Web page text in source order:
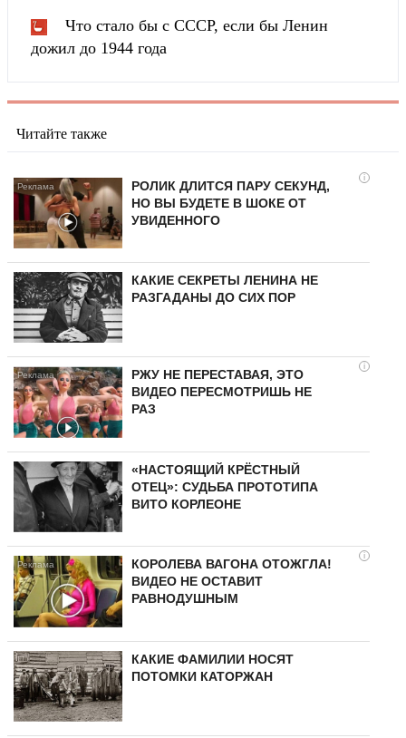
Что стало бы с СССР, если бы Ленин
дожил до 1944 года
Читайте также
i
РОЛИК ДЛИТСЯ ПАРУ СЕКУНД,
НО ВЫ БУДЕТЕ В ШОКЕ ОТ
УВИДЕННОГО
КАКИЕ СЕКРЕТЫ ЛЕНИНА НЕ
РАЗГАДАНЫ ДО СИХ ПОР
i
РЖУ НЕ ПЕРЕСТАВАЯ, ЭТО
ВИДЕО ПЕРЕСМОТРИШЬ НЕ
РАЗ
«НАСТОЯЩИЙ КРЁСТНЫЙ
ОТЕЦ»: СУДЬБА ПРОТОТИПА
ВИТО КОРЛЕОНЕ
i
КОРОЛЕВА ВАГОНА ОТОЖГЛА!
ВИДЕО НЕ ОСТАВИТ
РАВНОДУШНЫМ
КАКИЕ ФАМИЛИИ НОСЯТ
ПОТОМКИ КАТОРЖАН